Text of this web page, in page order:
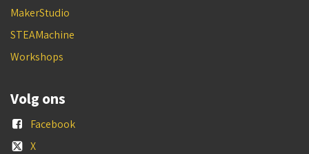
MakerStudio
STEAMachine
Workshops
Volg ons
Facebook
X